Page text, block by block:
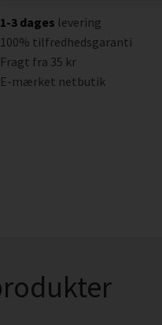
1-3 dages levering
100% tilfredhedsgaranti
Fragt fra 35 kr
E-mærket netbutik